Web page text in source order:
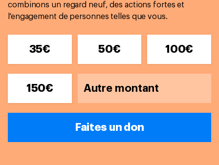
combinons un regard neuf, des actions fortes et
l'engagement de personnes telles que vous.
35€ 50€ 100€
150€
Faites un don